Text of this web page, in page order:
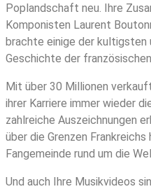
Poplandschaft neu. Ihre
Komponisten Laurent
brachte einige der kultigsten
Geschichte der
Mit über 30 Millionen
ihrer Karriere immer wieder
zahlreiche Auszeichnungen
über die Grenzen
Fangemeinde rund um die
Und auch Ihre Musikvideos